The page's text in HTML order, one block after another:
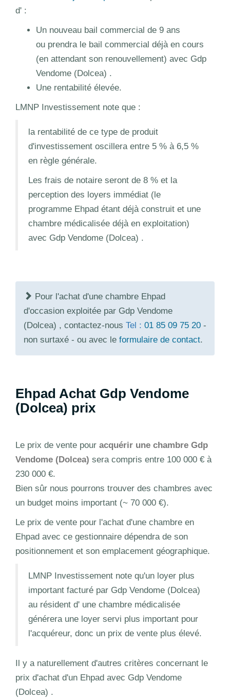
d' :
Un nouveau bail commercial de 9 ans
ou prendra le bail commercial déjà en cours
(en attendant son renouvellement) avec Gdp
Vendome (Dolcea) .
Une rentabilité élevée.
LMNP Investissement note que :
la rentabilité de ce type de produit
d'investissement oscillera entre 5 % à 6,5 %
en règle générale.
Les frais de notaire seront de 8 % et la
perception des loyers immédiat (le
programme Ehpad étant déjà construit et une
chambre médicalisée déjà en exploitation)
avec Gdp Vendome (Dolcea) .
Pour l'achat d'une chambre Ehpad
d'occasion exploitée par Gdp Vendome
(Dolcea) , contactez-nous Tel : 01 85 09 75 20 -
non surtaxé - ou avec le formulaire de contact.
Ehpad Achat Gdp Vendome
(Dolcea) prix
Le prix de vente pour acquérir une chambre Gdp
Vendome (Dolcea) sera compris entre 100 000 € à
230 000 €.
Bien sûr nous pourrons trouver des chambres avec
un budget moins important (~ 70 000 €).
Le prix de vente pour l'achat d'une chambre en
Ehpad avec ce gestionnaire dépendra de son
positionnement et son emplacement géographique.
LMNP Investissement note qu'un loyer plus
important facturé par Gdp Vendome (Dolcea)
au résident d' une chambre médicalisée
générera une loyer servi plus important pour
l'acquéreur, donc un prix de vente plus élevé.
Il y a naturellement d'autres critères concernant le
prix d'achat d'un Ehpad avec Gdp Vendome
(Dolcea) .